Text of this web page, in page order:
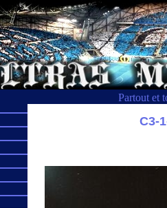
Partout et
C3-